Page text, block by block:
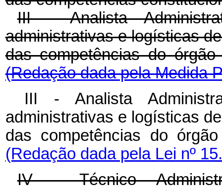
III - Analista
administrativas e logísticas
das competências do
(Redação dada pela Medida
III - Analista
administrativas e logísticas
das competências do
(Redação dada pela Lei nº
IV - Técnico